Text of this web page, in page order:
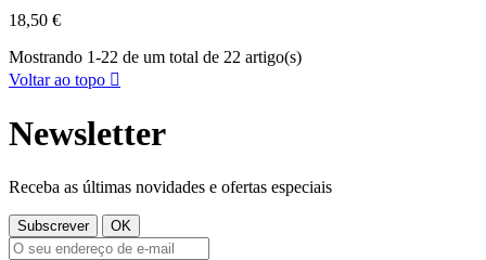
Preço
18,50 €
Mostrando 1-22 de um total de 22 artigo(s)
Voltar ao topo 
Newsletter
Receba as últimas novidades e ofertas especiais